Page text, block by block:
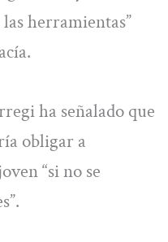
herramientas”
ha señalado que
obligar a
“si no se